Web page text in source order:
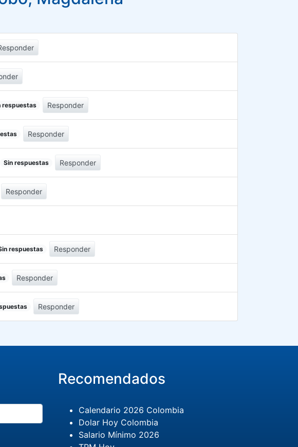
respuestas Responder
Responder
Sin respuestas Responder
Responder
respuestas Responder
Responder
Responder
Recomendados
Calendario 2026 Colombia
Dolar Hoy Colombia
Salario Mínimo 2026